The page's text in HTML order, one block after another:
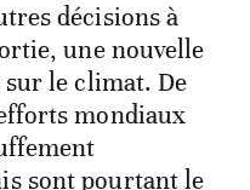
décisions à
une nouvelle
sur le climat. De
mondiaux
sont pourtant le